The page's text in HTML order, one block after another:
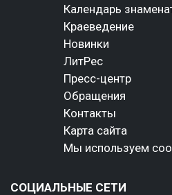
Календарь
Краеведение
Новинки
ЛитРес
Пресс-центр
Обращения
Контакты
Карта сайта
Мы используем
СОЦИАЛЬНЫЕ СЕТИ